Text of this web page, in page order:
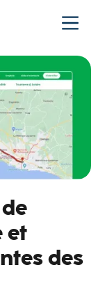
et
des